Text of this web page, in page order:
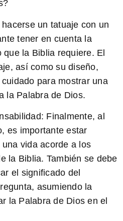
hacerse un tatuaje con un
tener en cuenta la
la Biblia requiere. El
así como su diseño,
para mostrar una
la Palabra de Dios.
Finalmente, al
es importante estar
vida acorde a los
la Biblia. También se debe
el significado del
asumiendo la
la Palabra de Dios en el